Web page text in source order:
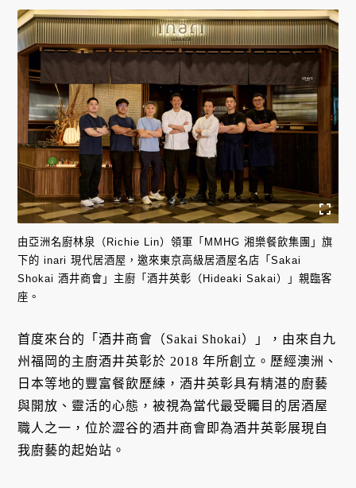
由亞洲名廚林泉（Richie Lin）領軍「MMHG 湘樂餐飲集團」旗
下的 inari 現代居酒屋，邀來東京高級居酒屋名店「Sakai
Shokai 酒井商會」主廚「酒井英彰（Hideaki Sakai）」親臨客
座。
首度來台的「酒井商會（Sakai Shokai）」，由來自九
州福岡的主廚酒井英彰於 2018 年所創立。歷經澳洲、
日本等地的豐富餐飲歷練，酒井英彰具有精湛的廚藝
與開放、靈活的心態，被視為當代最受矚目的居酒屋
職人之一，位於澀谷的酒井商會即為酒井英彰展現自
我廚藝的起始站。